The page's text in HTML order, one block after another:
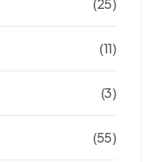
(25)
(11)
(3)
(55)